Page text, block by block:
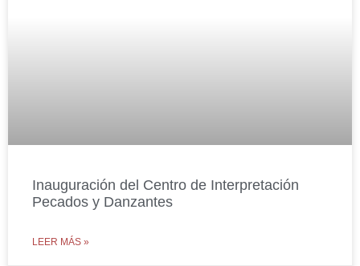
Inauguración del Centro de Interpretación
Pecados y Danzantes
LEER MÁS »